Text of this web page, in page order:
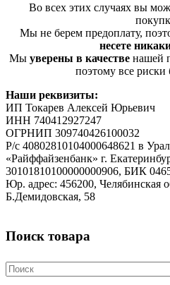
Во всех этих случаях вы
Мы не берем предоплату,
несете
Мы уверены в качестве нашей
поэтому все риски
Наши реквизиты:
ИП Токарев Алексей Юрьевич
ИНН 740412927247
ОГРНИП 309740426100032
Р/с 40802810104000648621 в
«Райффайзенбанк» г.
30101810100000000906, БИК
Юр. адрес: 456200, Челябинская
Б.Демидовская, 58
Поиск товара